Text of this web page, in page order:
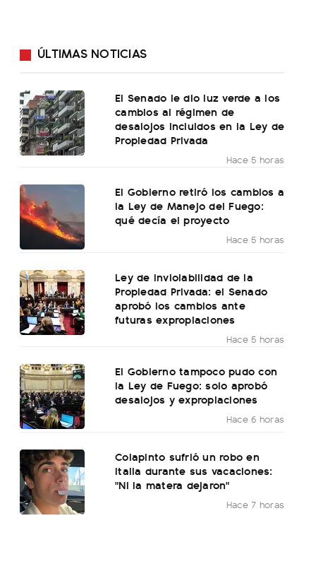
ÚLTIMAS NOTICIAS
El Senado le dio luz verde a los
cambios al régimen de
desalojos incluidos en la Ley de
Propiedad Privada
Hace 5 horas
El Gobierno retiró los cambios a
la Ley de Manejo del Fuego:
qué decía el proyecto
Hace 5 horas
Ley de Inviolabilidad de la
Propiedad Privada: el Senado
aprobó los cambios ante
futuras expropiaciones
Hace 5 horas
El Gobierno tampoco pudo con
la Ley de Fuego: solo aprobó
desalojos y expropiaciones
Hace 6 horas
Colapinto sufrió un robo en
Italia durante sus vacaciones:
"Ni la matera dejaron"
Hace 7 horas